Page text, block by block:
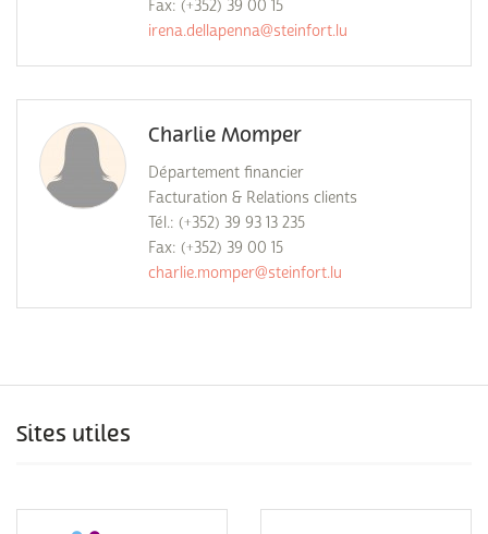
Fax: (+352) 39 00 15
irena.dellapenna@steinfort.lu
Charlie Momper
Département financier
Facturation & Relations clients
Tél.: (+352) 39 93 13 235
Fax: (+352) 39 00 15
charlie.momper@steinfort.lu
Sites utiles